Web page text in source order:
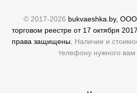
© 2017-2026 bukvaeshka.by,
торговом реестре от 17 октября
права защищены. Наличие и
телефону нужного вам